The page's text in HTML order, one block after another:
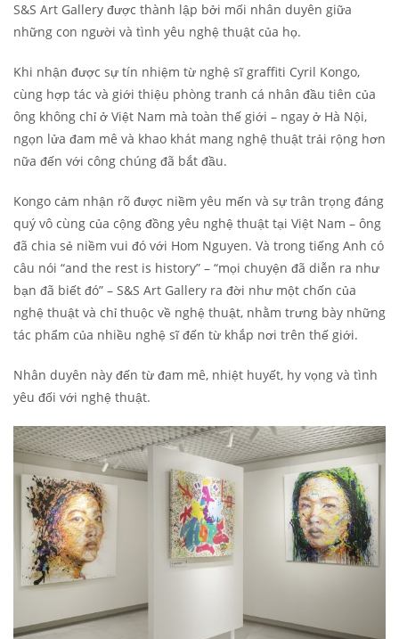
S&S Art Gallery được thành lập bởi mối nhân duyên giữa
những con người và tình yêu nghệ thuật của họ.
Khi nhận được sự tín nhiệm từ nghệ sĩ graffiti Cyril Kongo,
cùng hợp tác và giới thiệu phòng tranh cá nhân đầu tiên của
ông không chỉ ở Việt Nam mà toàn thế giới – ngay ở Hà Nội,
ngọn lửa đam mê và khao khát mang nghệ thuật trải rộng hơn
nữa đến với công chúng đã bắt đầu.
Kongo cảm nhận rõ được niềm yêu mến và sự trân trọng đáng
quý vô cùng của cộng đồng yêu nghệ thuật tại Việt Nam – ông
đã chia sẻ niềm vui đó với Hom Nguyen. Và trong tiếng Anh có
câu nói “and the rest is history” – “mọi chuyện đã diễn ra như
bạn đã biết đó” – S&S Art Gallery ra đời như một chốn của
nghệ thuật và chỉ thuộc về nghệ thuật, nhằm trưng bày những
tác phẩm của nhiều nghệ sĩ đến từ khắp nơi trên thế giới.
Nhân duyên này đến từ đam mê, nhiệt huyết, hy vọng và tình
yêu đối với nghệ thuật.